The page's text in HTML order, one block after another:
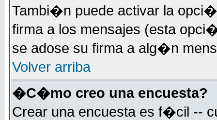
Tambi�n puede activar la
firma a los mensajes (esta
se adose su firma a alg�n
Volver arriba
�C�mo creo una encuesta?
Crear una encuesta es f�cil --